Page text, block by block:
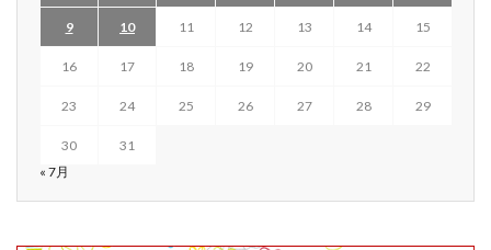
9 10 11 12 13 14 15
16 17 18 19 20 21 22
23 24 25 26 27 28 29
30
31
« 7月